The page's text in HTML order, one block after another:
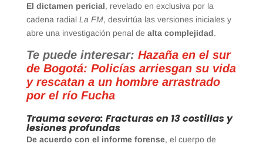
El dictamen pericial, revelado en exclusiva por la
cadena radial La FM, desvirtúa las versiones iniciales y
abre una investigación penal de alta complejidad.
Te puede interesar: Hazaña en el sur
de Bogotá: Policías arriesgan su vida
y rescatan a un hombre arrastrado
por el río Fucha
Trauma severo: Fracturas en 13 costillas y
lesiones profundas
De acuerdo con el informe forense, el cuerpo de